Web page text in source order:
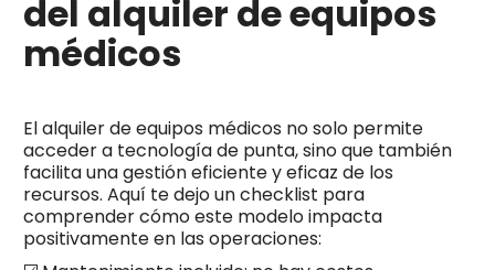
del alquiler de equipos
médicos
El alquiler de equipos médicos no solo permite
acceder a tecnología de punta, sino que también
facilita una gestión eficiente y eficaz de los
recursos. Aquí te dejo un checklist para
comprender cómo este modelo impacta
positivamente en las operaciones: